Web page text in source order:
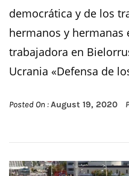
democrática y de los
hermanos y hermanas
trabajadora en
Ucrania «Defensa de
Posted On :August 19, 2020